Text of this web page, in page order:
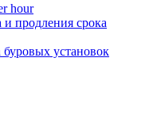
hour
продления срока
установок